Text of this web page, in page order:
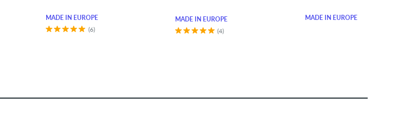
MADE IN EUROPE
(6)
MADE IN EUROPE
(4)
MADE IN EUROPE